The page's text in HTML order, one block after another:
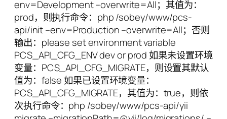
env=Development –overwrite=All；其值为：
prod，则执行命令：php /sobey/www/pcs-
api/init –env=Production –overwrite=All；否则
输出：please set environment variable
PCS_API_CFG_ENV dev or prod 如果未设置环境
变量：PCS_API_CFG_MIGRATE，则设置其默认
值为：false 如果已设置环境变量：
PCS_API_CFG_MIGRATE，其值为：true，则依
次执行命令：php /sobey/www/pcs-api/yii